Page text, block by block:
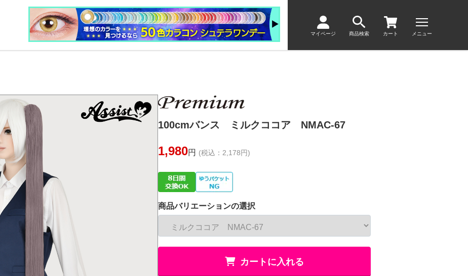
マイページ 商品検索 カート メニュー
100cmバンス ミルクココア NMAC-67
1,980円 (税込：2,178円)
商品バリエーションの選択
カートに入れる